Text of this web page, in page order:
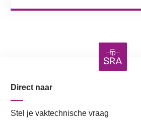
Direct naar
Stel je vaktechnische vraag